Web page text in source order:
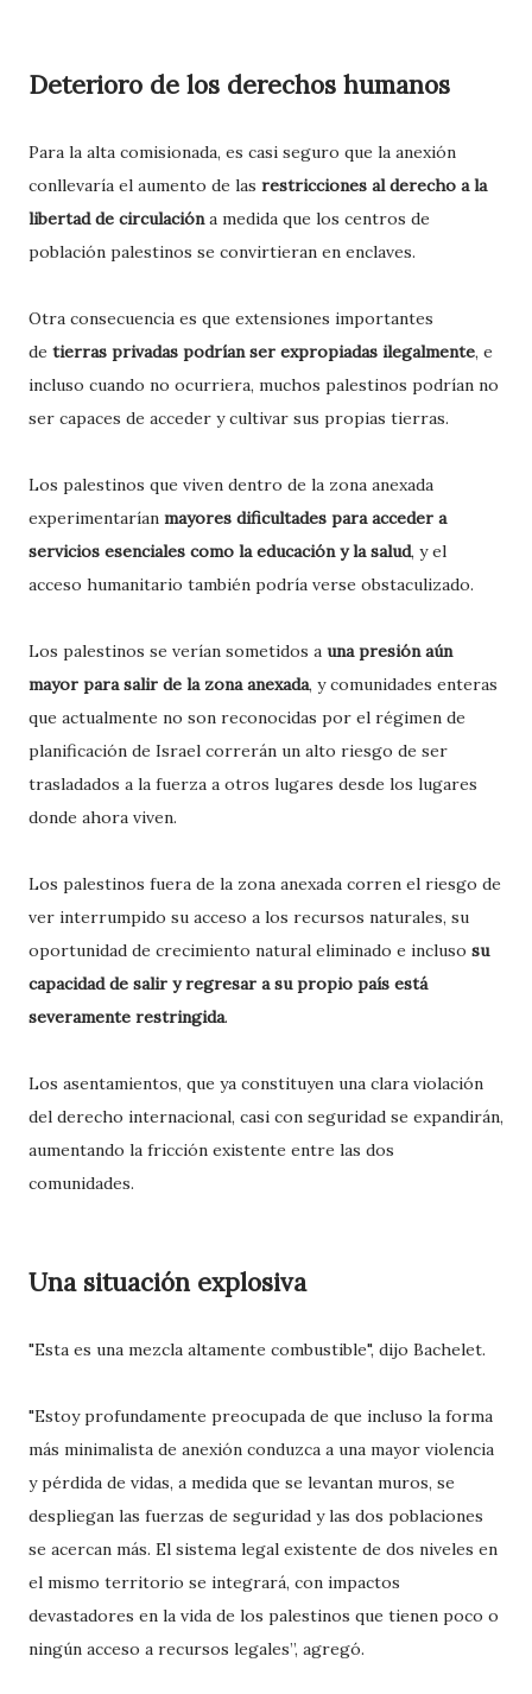
Deterioro de los derechos humanos
Para la alta comisionada, es casi seguro que la anexión
conllevaría el aumento de las restricciones al derecho a la
libertad de circulacióna medida que los centros de
población palestinos se convirtieran en enclaves.
Otra consecuencia es que extensiones importantes
de tierras privadas podrían ser expropiadas ilegalmente, e
incluso cuando no ocurriera, muchos palestinos podrían no
ser capaces de acceder y cultivar sus propias tierras.
Los palestinos que viven dentro de la zona anexada
experimentarían mayores dificultades para acceder a
servicios esenciales como la educación y la salud, y el
acceso humanitario también podría verse obstaculizado.
Los palestinos se verían sometidos a una presión aún
mayor para salir de la zona anexada, y comunidades enteras
que actualmente no son reconocidas por el régimen de
planificación de Israel correrán un alto riesgo de ser
trasladados a la fuerza a otros lugares desde los lugares
donde ahora viven.
Los palestinos fuera de la zona anexada corren el riesgo de
ver interrumpido su acceso a los recursos naturales, su
oportunidad de crecimiento natural eliminado e incluso su
capacidad de salir y regresar a su propio país está
severamente restringida.
Los asentamientos, que ya constituyen una clara violación
del derecho internacional, casi con seguridad se expandirán,
aumentando la fricción existente entre las dos
comunidades.
Una situación explosiva
"Esta es una mezcla altamente combustible", dijo Bachelet.
"Estoy profundamente preocupada de que incluso la forma
más minimalista de anexión conduzca a una mayor violencia
y pérdida de vidas, a medida que se levantan muros, se
despliegan las fuerzas de seguridad y las dos poblaciones
se acercan más. El sistema legal existente de dos niveles en
el mismo territorio se integrará, con impactos
devastadores en la vida de los palestinos que tienen poco o
ningún acceso a recursos legales”, agregó.